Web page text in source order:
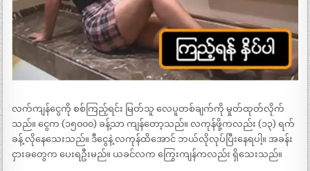
လက်ကျန်ငွေကို စစ်ကြည့်ရင်း မြတ်သူ လေပူတစ်ချက်ကို မှုတ်ထုတ်လိုက်
သည်။ ငွေက (၁၅၀၀၀) ခန့်သာ ကျန်တော့သည်။ လကုန်ဖို့ကလည်း (၁၃) ရက်
ခန့် လိုနေသေးသည်။ ဒီငွေနဲ့ လကုန်ထိအောင် ဘယ်လိုလုပ်ပြီးနေရပါ့။ အခန်း
ငှားခတွေက ပေးရဦးမည်။ ယခင်လက ကြွေးကျန်ကလည်း ရှိသေးသည်။